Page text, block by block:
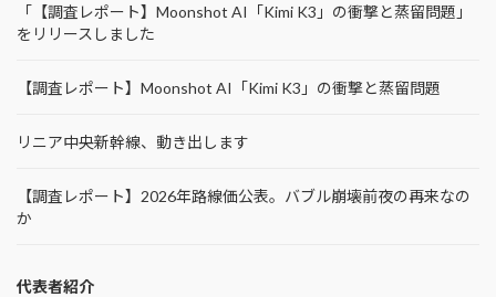
「【調査レポート】Moonshot AI「Kimi K3」の衝撃と蒸留問題」
をリリースしました
【調査レポート】Moonshot AI「Kimi K3」の衝撃と蒸留問題
リニア中央新幹線、動き出します
【調査レポート】2026年路線価公表。バブル崩壊前夜の再来なの
か
代表者紹介